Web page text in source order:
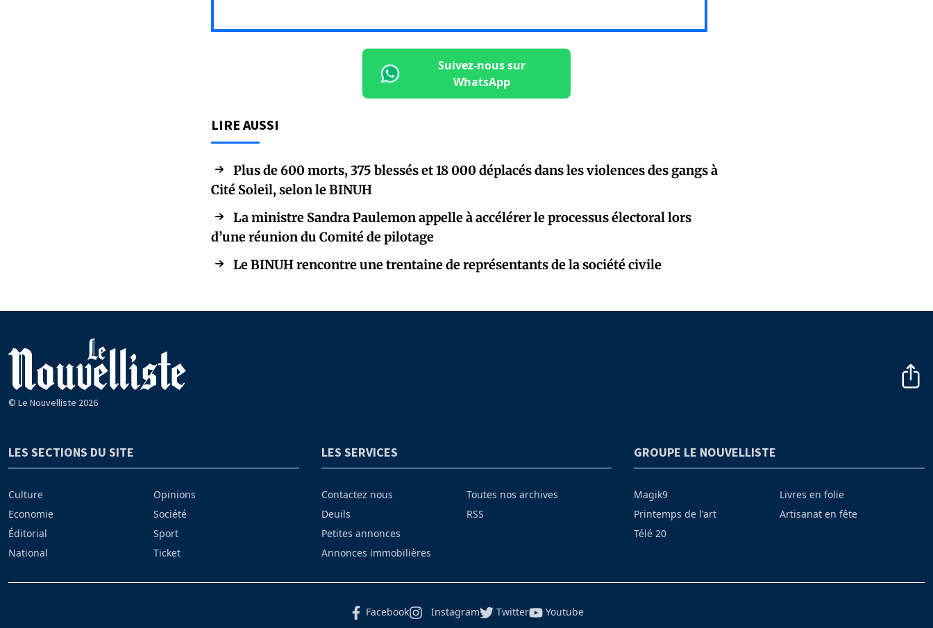
Suivez-nous sur
WhatsApp
LIRE AUSSI
Plus de 600 morts, 375 blessés et 18 000 déplacés dans les violences des gangs à
Cité Soleil, selon le BINUH
La ministre Sandra Paulemon appelle à accélérer le processus électoral lors
d’une réunion du Comité de pilotage
Le BINUH rencontre une trentaine de représentants de la société civile
© Le Nouvelliste 2026
LES SECTIONS DU SITE
Culture
Economie
Éditorial
National
Opinions
Société
Sport
Ticket
LES SERVICES
Contactez nous
Deuils
Petites annonces
Annonces immobilières
Toutes nos archives
RSS
GROUPE LE NOUVELLISTE
Magik9
Printemps de l'art
Télé 20
Livres en folie
Artisanat en fête
Facebook Instagram Twitter Youtube